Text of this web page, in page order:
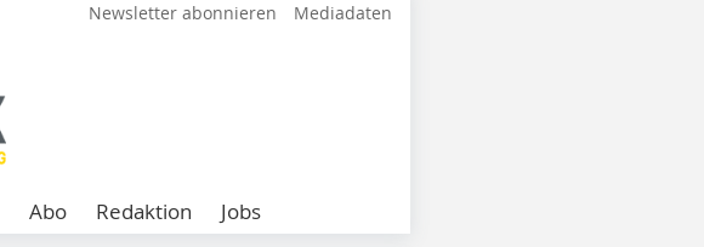
Newsletter abonnieren Mediadaten
Abo Redaktion Jobs